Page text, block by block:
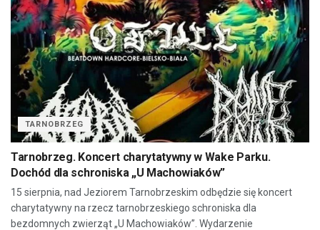
TARNOBRZEG
Tarnobrzeg. Koncert charytatywny w Wake Parku.
Dochód dla schroniska „U Machowiaków”
15 sierpnia, nad Jeziorem Tarnobrzeskim odbędzie się koncert
charytatywny na rzecz tarnobrzeskiego schroniska dla
bezdomnych zwierząt „U Machowiaków”. Wydarzenie